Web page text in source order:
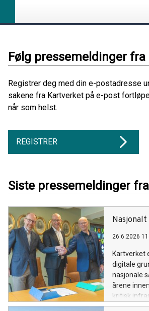
Følg pressemeldinger
Registrer deg med din e-postadresse
sakene fra Kartverket på e-post
når som helst.
REGISTRER
Siste pressemeldinger
26.6.2026
Kartverket
digitale
nasjonale
årene
kritisk
avtale